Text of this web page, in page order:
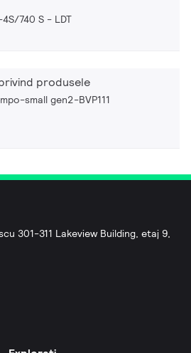
4S/740 S LDT
produsele
small gen2-BVP111
301-311 Lakeview Building, etaj 9,